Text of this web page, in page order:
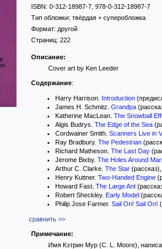
ISBN: 0-312-18987-7, 978-0-312-18987-7
Тип обложки: твёрдая + суперобложка
Формат: другой
Страниц: 222
Описание:
Cover art by Ken Leeder
Содержание:
Harry Harrison. Introduction
James H. Schmitz. Grandpa
Katherine MacLean. The Snowball
Algis Budrys. The Edge of the Sea
Cordwainer Smith. Scanners Live in
Ray Bradbury. The Pedestrian
Richard Matheson. The Last Day
Jerome Bixby. The Holes Around
Arthur C. Clarke. The Star
Henry Kuttner. Two-Handed Engine
Howard Fast. The Large Ant
Robert Sheckley. Early Model
Philip Jose Farmer. Sail On! Sail On!
сравнить >>
Примечание:
Имя Кэтрин Мур (C. L. Moore),